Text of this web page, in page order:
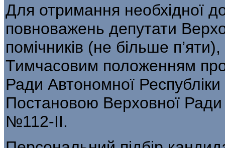
Для отримання необхідної
повноважень депутати
помічників (не більше
Тимчасовим положенням про
Ради Автономної
Постановою Верховної
№112-ІІ.